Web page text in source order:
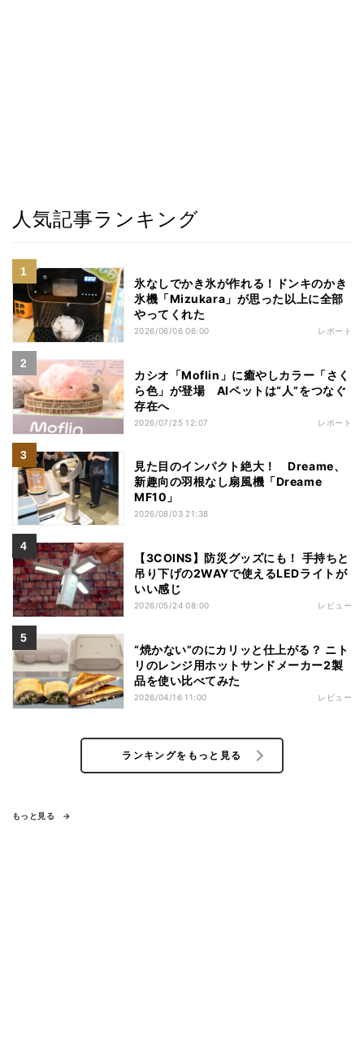
人気記事ランキング
氷なしでかき氷が作れる！ドンキのかき
氷機「Mizukara」が思った以上に全部
やってくれた
2026/06/06 06:00 レポート
カシオ「Moflin」に癒やしカラー「さく
ら色」が登場 AIペットは“人”をつなぐ
存在へ
2026/07/25 12:07 レポート
見た目のインパクト絶大！ Dreame、
新趣向の羽根なし扇風機「Dreame
MF10」
2026/08/03 21:38
【3COINS】防災グッズにも！ 手持ちと
吊り下げの2WAYで使えるLEDライトが
いい感じ
2026/05/24 08:00 レビュー
“焼かない”のにカリッと仕上がる？ ニト
リのレンジ用ホットサンドメーカー2製
品を使い比べてみた
2026/04/16 11:00 レビュー
ランキングをもっと見る
もっと見る